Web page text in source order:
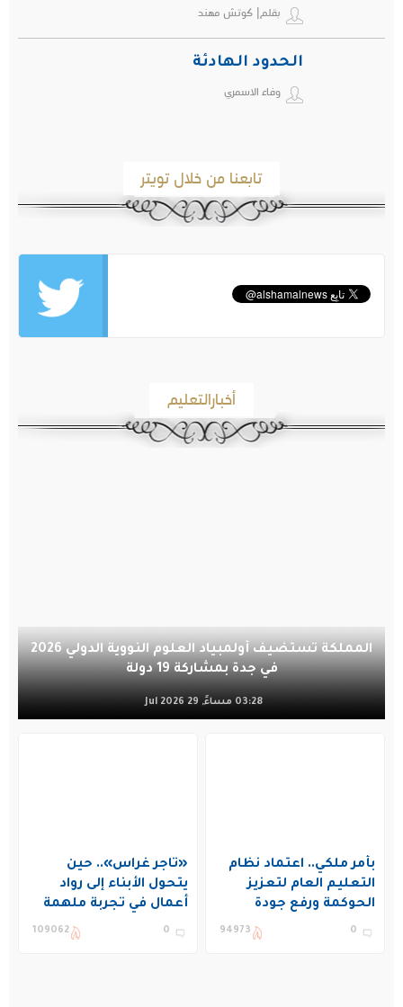
بقلم| كوتش مهند
الحدود الهادئة
وفاء الاسمري
تابعنا من خلال تويتر
أخبارالتعليم
المملكة تستضيف أولمبياد العلوم النووية الدولي 2026
في جدة بمشاركة 19 دولة
03:28 مساءً, 29 Jul 2026
بأمر ملكي.. اعتماد نظام
التعليم العام لتعزيز
الحوكمة ورفع جودة
التعليم في المملكة
0
94973
«تاجر غراس».. حين
يتحول الأبناء إلى رواد
أعمال في تجربة ملهمة
بنادي غراس الصيفي
0
109062